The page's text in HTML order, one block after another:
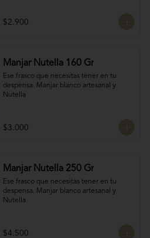
El manjar tradicional, al tener mayor
tiempo de cocción tiene un sabor más
duración pero esto a la vez hace que sea
un sabor más suave y artesanal, más de
casa.
$2.900
Manjar Nutella 160 Gr
Ese frasco que necesitas tener en tu
despensa. Manjar blanco artesanal y
Nutella
$3.000
Manjar Nutella 250 Gr
Ese frasco que necesitas tener en tu
despensa. Manjar blanco artesanal y
Nutella
$4.500